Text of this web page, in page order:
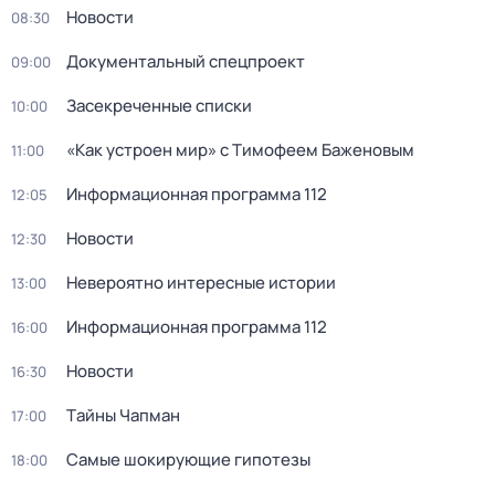
08:30 Новости
09:00 Документальный спецпроект
10:00 Заcекрeченные списки
11:00 «Как устроен мир» с Тимофеем Баженовым
12:05 Информационная программа 112
12:30 Новости
13:00 Невероятно интересные истории
16:00 Информационная программа 112
16:30 Новости
17:00 Тaйны Чапман
18:00 Самые шoкиpующие гипотезы